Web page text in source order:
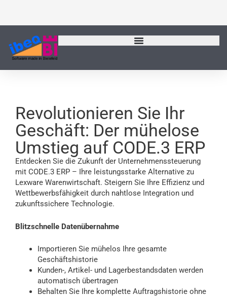
springen
Revolutionieren Sie Ihr
Geschäft: Der mühelose
Umstieg auf CODE.3 ERP
Entdecken Sie die Zukunft der Unternehmenssteuerung
mit CODE.3 ERP – Ihre leistungsstarke Alternative zu
Lexware Warenwirtschaft. Steigern Sie Ihre Effizienz und
Wettbewerbsfähigkeit durch nahtlose Integration und
zukunftssichere Technologie.
Blitzschnelle Datenübernahme
Importieren Sie mühelos Ihre gesamte
Geschäftshistorie
Kunden-, Artikel- und Lagerbestandsdaten werden
automatisch übertragen
Behalten Sie Ihre komplette Auftragshistorie ohne